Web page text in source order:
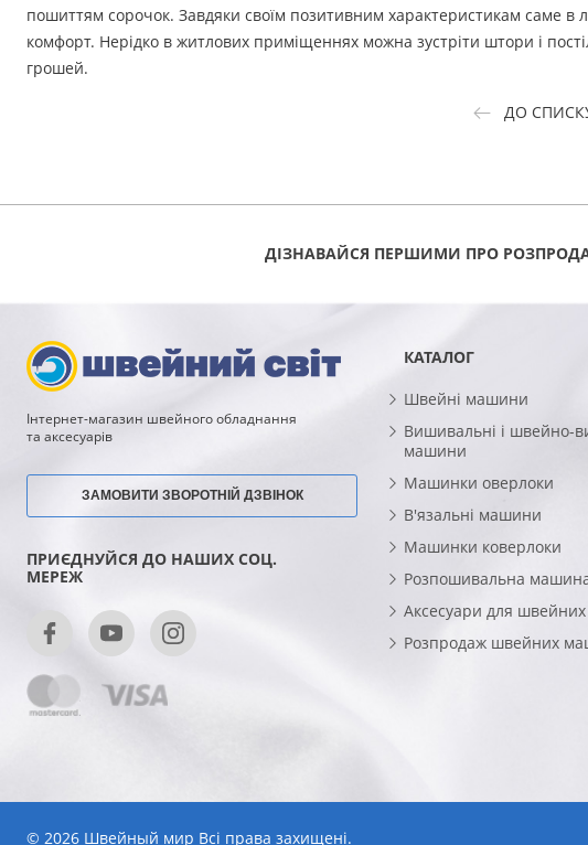
пошиттям сорочок. Завдяки своїм позитивним характеристикам саме в
комфорт. Нерідко в житлових приміщеннях можна зустріти штори і
грошей.
ДО
ДІЗНАВАЙСЯ ПЕРШИМИ ПРО
Інтернет-магазин швейного обладнання
та аксесуарів
ЗАМОВИТИ ЗВОРОТНІЙ ДЗВІНОК
ПРИЄДНУЙСЯ ДО НАШИХ СОЦ.
МЕРЕЖ
КАТАЛОГ
Швейні машини
Вишивальні і швейно-
машини
Машинки оверлоки
В'язальні машини
Машинки коверлоки
Розпошивальна
Аксесуари для
Розпродаж швейних
© 2026 Швейный мир Всі права захищені.